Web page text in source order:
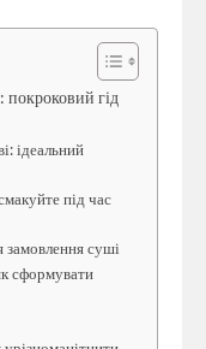
покроковий гід
ідеальний
під час
замовлення суші
сформувати